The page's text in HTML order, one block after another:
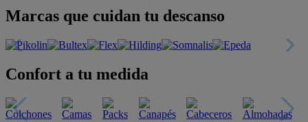
Marcas que cuidan tu descanso
Confort a tu medida